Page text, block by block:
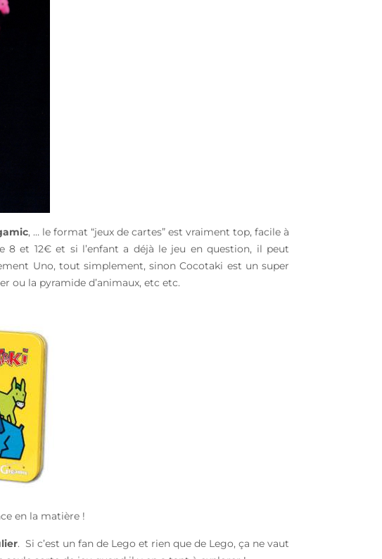
, … le format “jeux de cartes” est vraiment top, facile à
et 12€ et si l’enfant a déjà le jeu en question, il peut
Uno, tout simplement, sinon Cocotaki est un super
ou la pyramide d’animaux, etc etc.
en la matière !
. Si c’est un fan de Lego et rien que de Lego, ça ne vaut